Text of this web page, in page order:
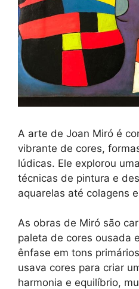
A arte de Joan Miró é
vibrante de cores,
lúdicas. Ele explorou
técnicas de pintura e
aquarelas até colagens
As obras de Miró são
paleta de cores ousada
ênfase em tons
usava cores para criar
harmonia e equilíbrio,